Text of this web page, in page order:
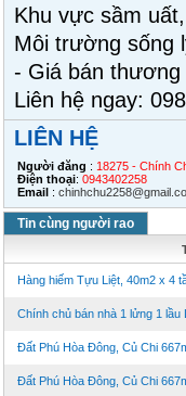
Khu vực sầm
Môi trường sống
- Giá bán
Liên hệ ngay:
LIÊN HỆ
Người đăng : 18275 - Chính
Điện thoại: 0943402258
Email :
Tin cùng người rao
Hàng hiếm Tựu Liệt, 40m2 x 4
Chính chủ bán nhà 1 lửng 1 lầu
Đất Phú Hòa Đông, Củ Chi
Đất Phú Hòa Đông, Củ Chi